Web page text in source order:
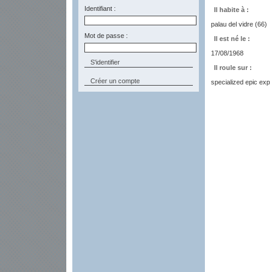
Identifiant :
Mot de passe :
Créer un compte
Il habite à :
palau del vidre (66)
Il est né le :
17/08/1968
Il roule sur :
specialized epic